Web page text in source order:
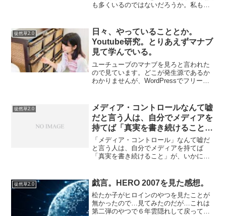
も多くいるのではないだろうか。私もそ
今読めばまた何か得られるものがあるの
ではないだろうか...
徒然草2.0
日々、やっていることとか。
Youtube研究。とりあえずマナブ
見て学んでいる。
ユーチューブのマナブを見ろと言われた
ので見ています。どこが発生源であるか
わかりませんが、WordPressでフリーラ
す。そういう意味では、ユーチューブの
インフルエンサー...
徒然草2.0
メディア・コントロールなんて嘘
だと言う人は、自分でメディアを
持てば「真実を書き続けること」
がいかに難しいか分かるかもしれ
ない
「メディア・コントロール」なんて嘘だ
と言う人は、自分でメディアを持てば
「真実を書き続けること」が、いかに難
問うのは、書き手の哲学であり倫理であ
る。そういった能力が、優秀...
徒然草2.0 戯言。HERO 2007を見た感想。
松たか子がヒロインのやつを見たことが
無かったので…見てみたのだが…これは
第二弾のやつで６年雲隠れして戻ってき